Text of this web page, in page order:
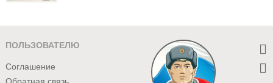
ПОЛЬЗОВАТЕЛЮ
Соглашение